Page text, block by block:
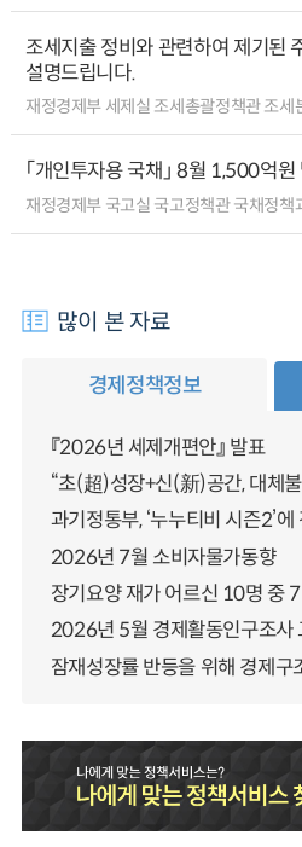
조세지출 정비와 관련하여 제기된
설명드립니다.
재정경제부 세제실 조세총괄정책관 조세
「개인투자용 국채」 8월 1,500억
재정경제부 국고실 국고정책관 국채정책
많이 본 자료
경제정책정보
『2026년 세제개편안』 발표
“초(超)성장+신(新)공간, 대체
과기정통부, ‘누누티비 시즌2’
2026년 7월 소비자물가동향
2026년 5월 경제활동인구조사